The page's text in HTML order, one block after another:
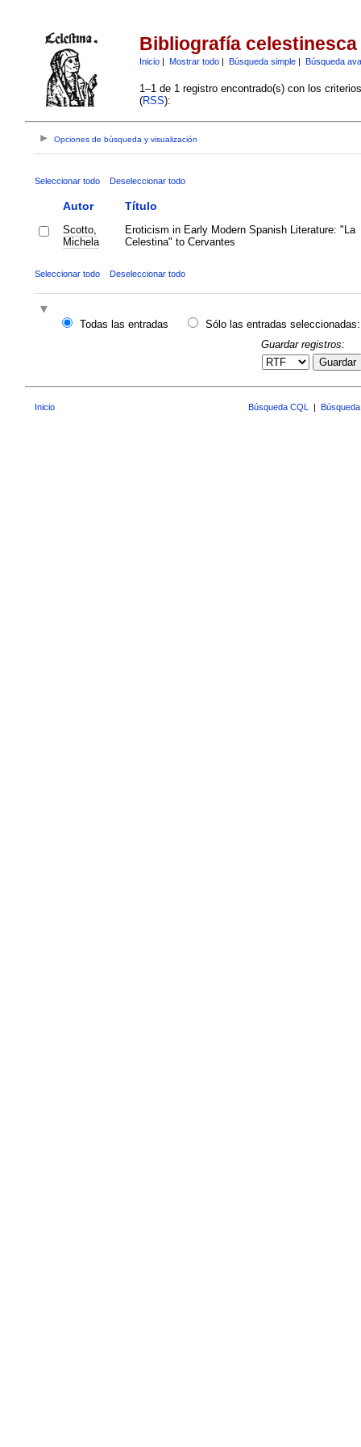
Bibliografía celestinesca
Inicio| Mostrar todo| Búsqueda simple| Búsqueda
1–1 de 1 registro encontrado(s) con los
(RSS):
Opciones de búsqueda y visualización
Seleccionar todo Deseleccionar todo
Autor Título
Scotto,
Michela
Eroticism in Early Modern Spanish Literature: "La
Celestina" to Cervantes
Seleccionar todo Deseleccionar todo
Todas las entradas
Sólo las entradas seleccionadas:
Guardar registros:
Guardar
Inicio Búsqueda CQL